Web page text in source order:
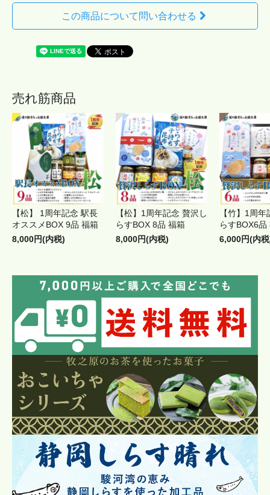
この商品について問い合わせる
売れ筋商品
【松】 1周年記念 駅長
オススメBOX 9品 福箱
8,000円(内税)
【松】1周年記念 贅沢し
らすBOX 8品 福箱
8,000円(内税)
【竹】1周
らすBOX6品
6,000円(内